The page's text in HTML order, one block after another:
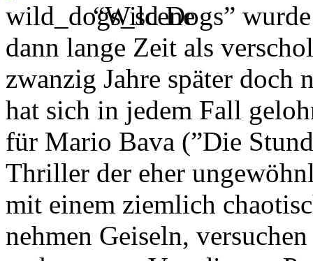
“Wild Dogs”
dann lange Zeit als
zwanzig Jahre später
hat sich in jedem Fall
für Mario Bava (”Die
Thriller der eher
mit einem ziemlich
nehmen Geiseln,